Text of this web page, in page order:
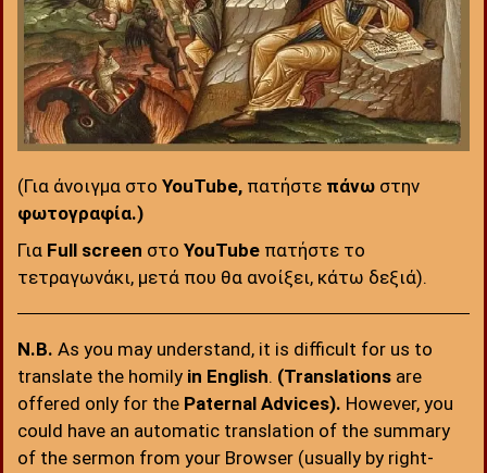
(Για άνοιγμα στο YouTube, πατήστε πάνω στην
φωτογραφία.)
Για Full screen στο YouTube πατήστε το
τετραγωνάκι, μετά που θα ανοίξει, κάτω δεξιά).
N.B. As you may understand, it is difficult for us to
translate the homily in English. (Translations are
offered only for the Paternal Advices). However, you
could have an automatic translation of the summary
of the sermon from your Browser (usually by right-